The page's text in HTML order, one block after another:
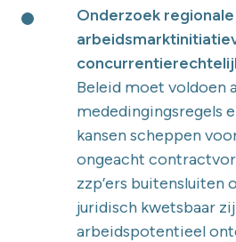
Onderzoek
Beleid moet voldoen
mededingingsregels
kansen scheppen
ongeacht
zzp’ers buitensluiten
juridisch kwetsbaar
arbeidspotentieel